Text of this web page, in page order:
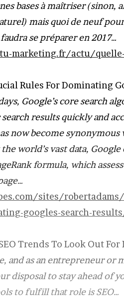
bases à maîtriser (sinon,
mais quoi de neuf
se préparer en 2017…
marketing.fr/actu/quelle-
Rules For Dominating
Google’s core search
results quickly and
now become synonymous
world’s vast data,
formula, which
sites/
googles-search-
Trends To Look Out For
and as an entrepreneur
disposal to stay ahead of
to fulfill that role is SEO…